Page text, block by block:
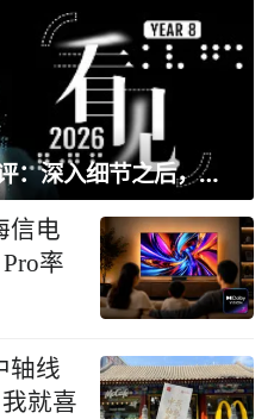
6大品牌手机无障碍横评：深入细节之后，似乎只有苹果能挺住？｜ 看见2026
信电
率
轴线
就喜